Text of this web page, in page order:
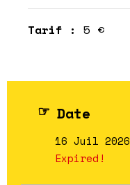
Tarif : 5 €
Date
16 Juil 2026
Expired!